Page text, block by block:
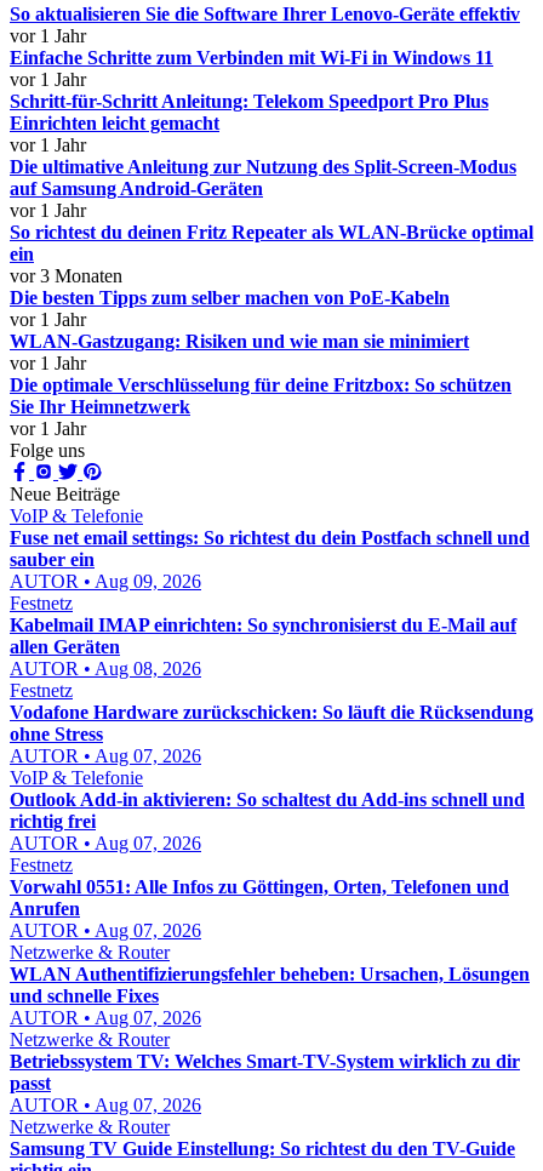
So aktualisieren Sie die Software Ihrer Lenovo-Geräte effektiv
vor 1 Jahr
Einfache Schritte zum Verbinden mit Wi-Fi in Windows 11
vor 1 Jahr
Schritt-für-Schritt Anleitung: Telekom Speedport Pro Plus
Einrichten leicht gemacht
vor 1 Jahr
Die ultimative Anleitung zur Nutzung des Split-Screen-Modus
auf Samsung Android-Geräten
vor 1 Jahr
So richtest du deinen Fritz Repeater als WLAN-Brücke optimal
ein
vor 3 Monaten
Die besten Tipps zum selber machen von PoE-Kabeln
vor 1 Jahr
WLAN-Gastzugang: Risiken und wie man sie minimiert
vor 1 Jahr
Die optimale Verschlüsselung für deine Fritzbox: So schützen
Sie Ihr Heimnetzwerk
vor 1 Jahr
Folge uns
Neue Beiträge
VoIP & Telefonie
Fuse net email settings: So richtest du dein Postfach schnell und
sauber ein
AUTOR • Aug 09, 2026
Festnetz
Kabelmail IMAP einrichten: So synchronisierst du E-Mail auf
allen Geräten
AUTOR • Aug 08, 2026
Festnetz
Vodafone Hardware zurückschicken: So läuft die Rücksendung
ohne Stress
AUTOR • Aug 07, 2026
VoIP & Telefonie
Outlook Add-in aktivieren: So schaltest du Add-ins schnell und
richtig frei
AUTOR • Aug 07, 2026
Festnetz
Vorwahl 0551: Alle Infos zu Göttingen, Orten, Telefonen und
Anrufen
AUTOR • Aug 07, 2026
Netzwerke & Router
WLAN Authentifizierungsfehler beheben: Ursachen, Lösungen
und schnelle Fixes
AUTOR • Aug 07, 2026
Netzwerke & Router
Betriebssystem TV: Welches Smart-TV-System wirklich zu dir
passt
AUTOR • Aug 07, 2026
Netzwerke & Router
Samsung TV Guide Einstellung: So richtest du den TV-Guide